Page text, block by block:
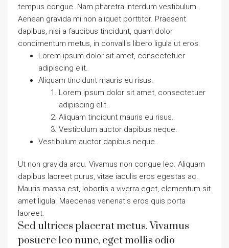
tempus congue. Nam pharetra interdum vestibulum.
Aenean gravida mi non aliquet porttitor. Praesent
dapibus, nisi a faucibus tincidunt, quam dolor
condimentum metus, in convallis libero ligula ut eros.
Lorem ipsum dolor sit amet, consectetuer
adipiscing elit.
Aliquam tincidunt mauris eu risus.
Lorem ipsum dolor sit amet, consectetuer
adipiscing elit.
Aliquam tincidunt mauris eu risus.
Vestibulum auctor dapibus neque.
Vestibulum auctor dapibus neque.
Ut non gravida arcu. Vivamus non congue leo. Aliquam
dapibus laoreet purus, vitae iaculis eros egestas ac.
Mauris massa est, lobortis a viverra eget, elementum sit
amet ligula. Maecenas venenatis eros quis porta
laoreet.
Sed ultrices placerat metus. Vivamus
posuere leo nunc, eget mollis odio